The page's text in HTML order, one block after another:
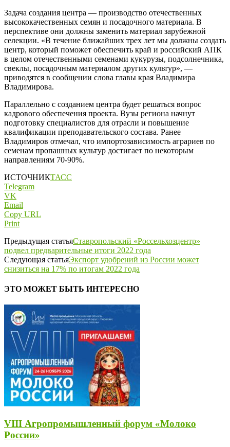
Задача создания центра — производство отечественных
высококачественных семян и посадочного материала. В
перспективе они должны заменить материал зарубежной
селекции. «В течение ближайших трех лет мы должны создать
центр, который поможет обеспечить край и российский АПК
в целом отечественными семенами кукурузы, подсолнечника,
свеклы, посадочным материалом других культур», —
приводятся в сообщении слова главы края Владимира
Владимирова.
Параллельно с созданием центра будет решаться вопрос
кадрового обеспечения проекта. Вузы региона начнут
подготовку специалистов для отрасли и повышение
квалификации преподавательского состава. Ранее
Владимиров отмечал, что импортозависимость аграриев по
семенам пропашных культур достигает по некоторым
направлениям 70-90%.
ИСТОЧНИКТАСС
Telegram
VK
Email
Copy URL
Print
Предыдущая статьяСтавропольский «Россельхозцентр»
подвел предварительные итоги 2022 года
Следующая статьяЭкспорт удобрений из России может
снизиться на 17% по итогам 2022 года
ЭТО МОЖЕТ БЫТЬ ИНТЕРЕСНО
VIII Агропромышленный форум «Молоко
России»